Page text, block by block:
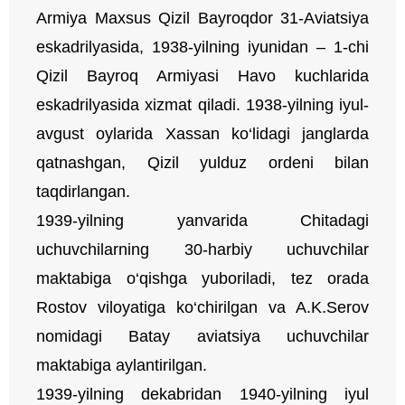
Armiya Maxsus Qizil Bayroqdor 31-Aviatsiya
eskadrilyasida, 1938-yilning iyunidan – 1-chi
Qizil Bayroq Armiyasi Havo kuchlarida
eskadrilyasida xizmat qiladi. 1938-yilning iyul-
avgust oylarida Xassan ko‘lidagi janglarda
qatnashgan, Qizil yulduz ordeni bilan
taqdirlangan.
1939-yilning yanvarida Chitadagi
uchuvchilarning 30-harbiy uchuvchilar
maktabiga o‘qishga yuboriladi, tez orada
Rostov viloyatiga ko‘chirilgan va A.K.Serov
nomidagi Batay aviatsiya uchuvchilar
maktabiga aylantirilgan.
1939-yilning dekabridan 1940-yilning iyul